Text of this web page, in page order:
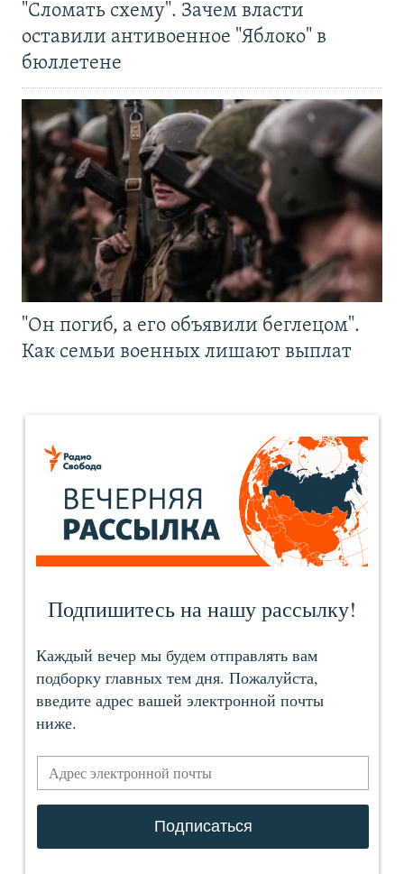
"Сломать схему". Зачем власти
оставили антивоенное "Яблоко" в
бюллетене
"Он погиб, а его объявили беглецом".
Как семьи военных лишают выплат